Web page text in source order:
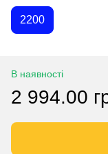
2200
В наявності
2 994.00